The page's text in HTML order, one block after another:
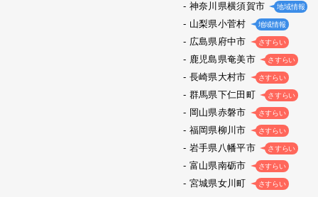
神奈川県横須賀市 地域情報
山梨県小菅村 地域情報
広島県府中市 さすらい
鹿児島県奄美市 さすらい
長崎県大村市 さすらい
群馬県下仁田町 さすらい
岡山県赤磐市 さすらい
福岡県柳川市 さすらい
岩手県八幡平市 さすらい
富山県南砺市 さすらい
宮城県女川町 さすらい